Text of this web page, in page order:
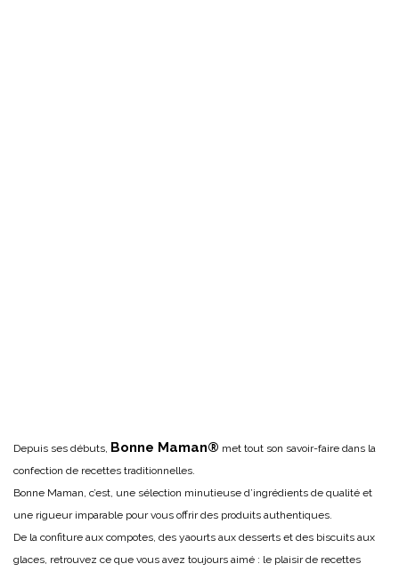
Depuis ses débuts, Bonne Maman® met tout son savoir-faire dans la
confection de recettes traditionnelles.
Bonne Maman, c’est, une sélection minutieuse d’ingrédients de qualité et
une rigueur imparable pour vous offrir des produits authentiques.
De la confiture aux compotes, des yaourts aux desserts et des biscuits aux
glaces, retrouvez ce que vous avez toujours aimé : le plaisir de recettes